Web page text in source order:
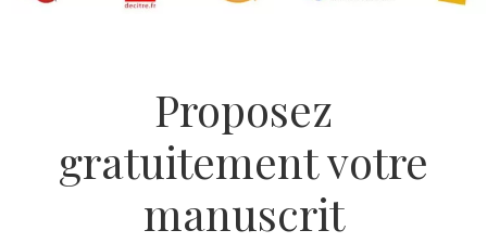
​Proposez
gratuitement votre
manuscrit